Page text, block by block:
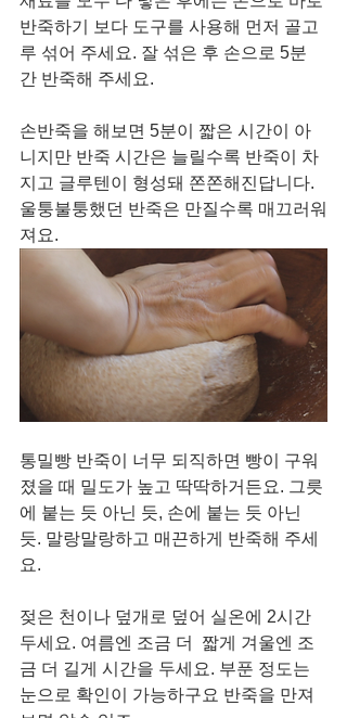
반죽하기 보다 도구를 사용해 먼저 골고
루 섞어 주세요. 잘 섞은 후 손으로 5분
간 반죽해 주세요.
손반죽을 해보면 5분이 짧은 시간이 아
니지만 반죽 시간은 늘릴수록 반죽이 차
지고 글루텐이 형성돼 쫀쫀해진답니다.
울퉁불퉁했던 반죽은 만질수록 매끄러워
져요.
통밀빵 반죽이 너무 되직하면 빵이 구워
졌을 때 밀도가 높고 딱딱하거든요. 그릇
에 붙는 듯 아닌 듯, 손에 붙는 듯 아닌
듯. 말랑말랑하고 매끈하게 반죽해 주세
요.
젖은 천이나 덮개로 덮어 실온에 2시간
두세요. 여름엔 조금 더  짧게 겨울엔 조
금 더 길게 시간을 두세요. 부푼 정도는
눈으로 확인이 가능하구요 반죽을 만져